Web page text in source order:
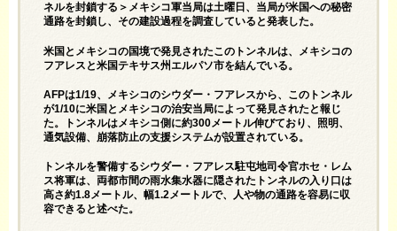
ネルを封鎖する＞メキシコ軍当局は土曜日、当局が米国への秘密
通路を封鎖し、その建設過程を調査していると発表した。
米国とメキシコの国境で発見されたこのトンネルは、メキシコの
フアレスと米国テキサス州エルパソ市を結んでいる。
AFPは1/19、メキシコのシウダー・フアレスから、このトンネル
が1/10に米国とメキシコの治安当局によって発見されたと報じ
た。トンネルはメキシコ側に約300メートル伸びており、照明、
通気設備、崩落防止の支援システムが設置されている。
トンネルを警備するシウダー・フアレス駐屯地司令官ホセ・レム
ス将軍は、両都市間の雨水集水器に隠されたトンネルの入り口は
高さ約1.8メートル、幅1.2メートルで、人や物の通路を容易に収
容できると述べた。